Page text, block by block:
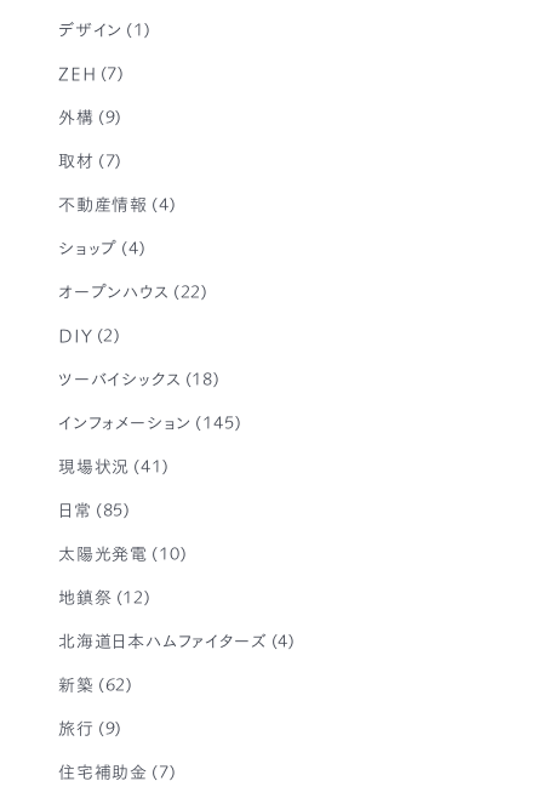
デザイン (1)
ZEH (7)
外構 (9)
取材 (7)
不動産情報 (4)
ショップ (4)
オープンハウス (22)
DIY (2)
ツーバイシックス (18)
インフォメーション (145)
現場状況 (41)
日常 (85)
太陽光発電 (10)
地鎮祭 (12)
北海道日本ハムファイターズ (4)
新築 (62)
旅行 (9)
住宅補助金 (7)